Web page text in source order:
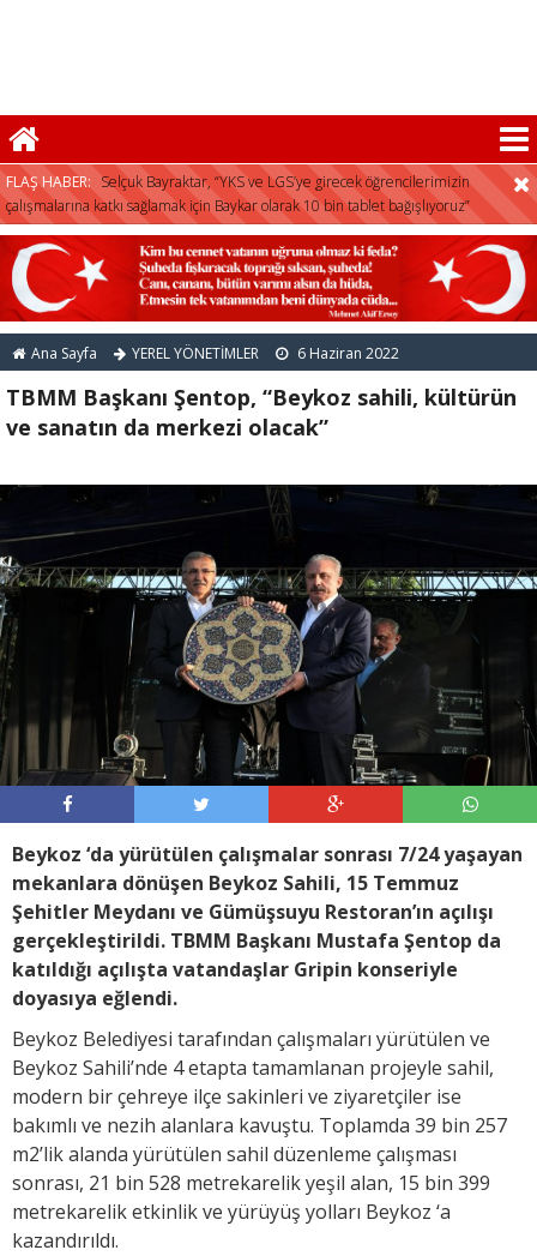
FLAŞ HABER: Selçuk Bayraktar, “YKS ve LGS’ye girecek öğrencilerimizin
çalışmalarına katkı sağlamak için Baykar olarak 10 bin tablet bağışlıyoruz”
Ana Sayfa YEREL YÖNETİMLER 6 Haziran 2022
TBMM Başkanı Şentop, “Beykoz sahili, kültürün
ve sanatın da merkezi olacak”
Beykoz ‘da yürütülen çalışmalar sonrası 7/24 yaşayan
mekanlara dönüşen Beykoz Sahili, 15 Temmuz
Şehitler Meydanı ve Gümüşsuyu Restoran’ın açılışı
gerçekleştirildi. TBMM Başkanı Mustafa Şentop da
katıldığı açılışta vatandaşlar Gripin konseriyle
doyasıya eğlendi.
Beykoz Belediyesi tarafından çalışmaları yürütülen ve
Beykoz Sahili’nde 4 etapta tamamlanan projeyle sahil,
modern bir çehreye ilçe sakinleri ve ziyaretçiler ise
bakımlı ve nezih alanlara kavuştu. Toplamda 39 bin 257
m2’lik alanda yürütülen sahil düzenleme çalışması
sonrası, 21 bin 528 metrekarelik yeşil alan, 15 bin 399
metrekarelik etkinlik ve yürüyüş yolları Beykoz ‘a
kazandırıldı.